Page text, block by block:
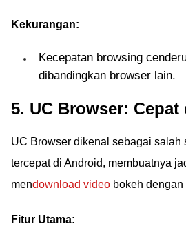
Kekurangan:
Kecepatan browsing
dibandingkan browser lain.
5. UC Browser:
UC Browser dikenal sebagai salah
tercepat di Android, membuatnya
mendownload video bokeh dengan
Fitur Utama: